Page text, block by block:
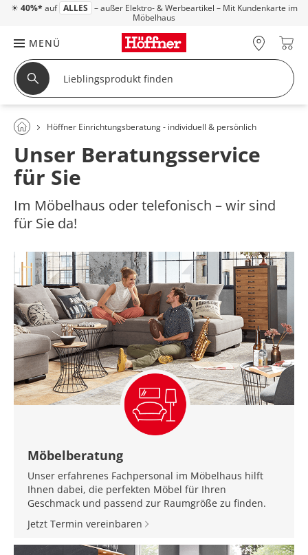
☀ 40%* auf ALLES – außer Elektro- & Werbeartikel – Mit Kundenkarte im
Möbelhaus
MENÜ
Höffner Einrichtungsberatung - individuell & persönlich
Unser Beratungsservice
für Sie
Im Möbelhaus oder telefonisch – wir sind
für Sie da!
Möbelberatung
Unser erfahrenes Fachpersonal im Möbelhaus hilft
Ihnen dabei, die perfekten Möbel für Ihren
Geschmack und passend zur Raumgröße zu finden.
Jetzt Termin vereinbaren